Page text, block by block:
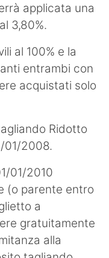
applicata una
3,80%.
al 100% e la
entrambi con
acquistati solo
Ridotto
01/2008.
01/2010
(o parente entro
a
gratuitamente
alla